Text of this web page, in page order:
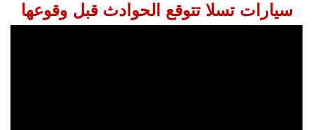
سيارات تسلا تتوقع الحوادث قبل وقوعها